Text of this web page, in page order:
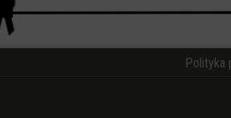
Polityka